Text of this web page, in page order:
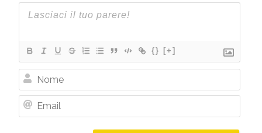
{} [+]
Nome